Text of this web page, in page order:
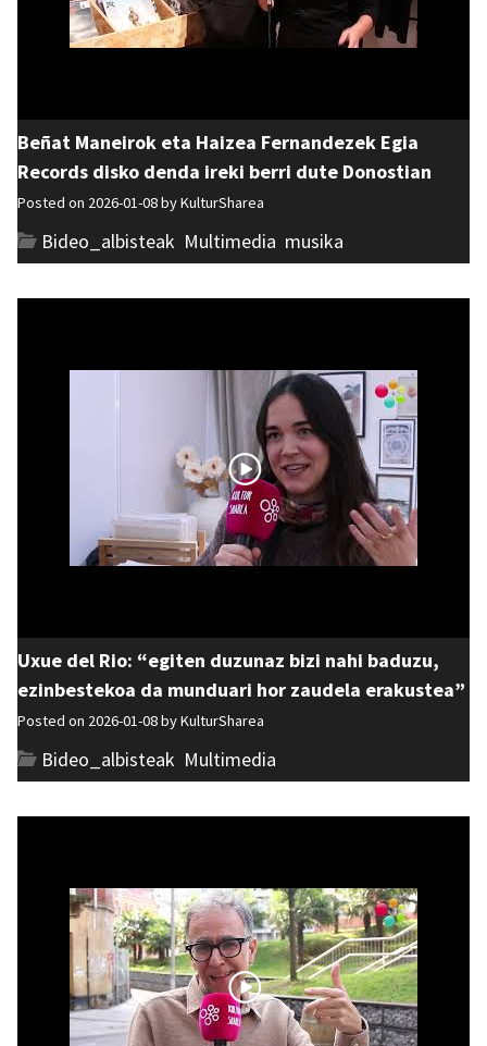
Beñat Maneirok eta Haizea Fernandezek Egia
Records disko denda ireki berri dute Donostian
Posted on 2026-01-08 byKulturSharea
Bideo_albisteak Multimedia musika
Uxue del Rio: “egiten duzunaz bizi nahi baduzu,
ezinbestekoa da munduari hor zaudela erakustea”
Posted on 2026-01-08 byKulturSharea
Bideo_albisteak Multimedia